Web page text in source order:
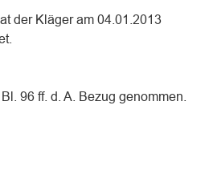
der Kläger am 04.01.2013
96 ff. d. A. Bezug genommen.